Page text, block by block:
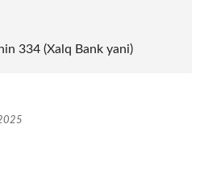
334 (Xalq Bank yani)